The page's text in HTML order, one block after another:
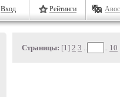
Вход Рейтинги
Страницы: [1] 2 3 .. .. 10